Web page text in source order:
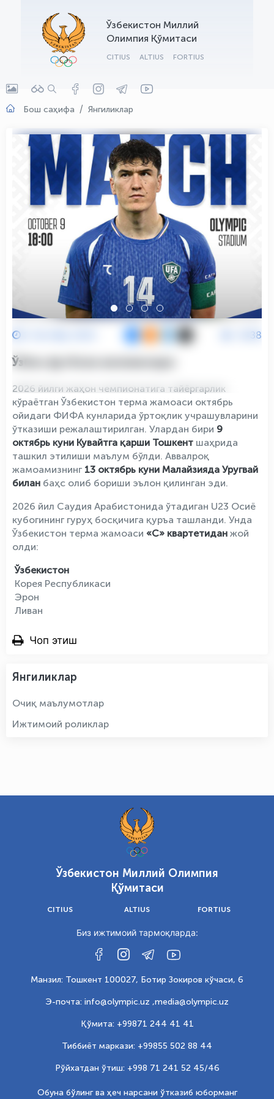
Ўзбекистон Миллий
Олимпия Қўмитаси
CITIUS ALTIUS FORTIUS
Бош саҳифа Янгиликлар
3438
Ўзбек футболи янгиликлари:
2026 йилги жаҳон чемпионатига тайёргарлик
кўраётган Ўзбекистон терма жамоаси октябрь
ойидаги ФИФА кунларида ўртоқлик учрашувларини
ўтказиши режалаштирилган. Улардан бири 9
октябрь куни Кувайтга қарши Тошкент шаҳрида
ташкил этилиши маълум бўлди. Аввалроқ
жамоамизнинг 13 октябрь куни Малайзияда Уругвай
билан баҳс олиб бориши эълон қилинган эди.
2026 йил Саудия Арабистонида ўтадиган U23 Осиё
кубогининг гуруҳ босқичига қуръа ташланди. Унда
Ўзбекистон терма жамоаси «С» квартетидан жой
олди:
Ўзбекистон
Корея Республикаси
Эрон
Ливан
Чоп этиш
Янгиликлар
Очиқ маълумотлар
Ижтимоий роликлар
Ўзбекистон Миллий Олимпия
Қўмитаси
CITIUS ALTIUS FORTIUS
Биз ижтимоий тармоқларда:
Манзил: Тошкент 100027, Ботир Зокиров кўчаси, 6
Э-почта: info@olympic.uz ,media@olympic.uz
Қўмита: +99871 244 41 41
Тиббиёт маркази: +99855 502 88 44
Рўйхатдан ўтиш: +998 71 241 52 45/46
Обуна бўлинг ва ҳеч нарсани ўтказиб юборманг
OLYMPCHIK AI - yordamchi
Онлайн · olympic.uz